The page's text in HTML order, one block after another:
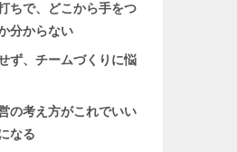
ちで、どこから手をつ
分からない
ず、チームづくりに悩
の考え方がこれでいい
なる